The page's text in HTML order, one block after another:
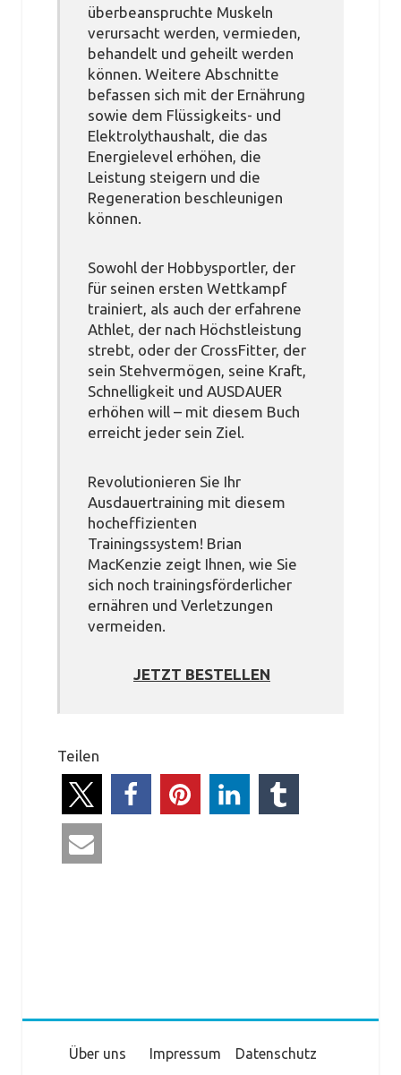
überbeanspruchte Muskeln
verursacht werden, vermieden,
behandelt und geheilt werden
können. Weitere Abschnitte
befassen sich mit der Ernährung
sowie dem Flüssigkeits- und
Elektrolythaushalt, die das
Energielevel erhöhen, die
Leistung steigern und die
Regeneration beschleunigen
können.
Sowohl der Hobbysportler, der
für seinen ersten Wettkampf
trainiert, als auch der erfahrene
Athlet, der nach Höchstleistung
strebt, oder der CrossFitter, der
sein Stehvermögen, seine Kraft,
Schnelligkeit und AUSDAUER
erhöhen will – mit diesem Buch
erreicht jeder sein Ziel.
Revolutionieren Sie Ihr
Ausdauertraining mit diesem
hocheffizienten
Trainingssystem! Brian
MacKenzie zeigt Ihnen, wie Sie
sich noch trainingsförderlicher
ernähren und Verletzungen
vermeiden.
JETZT BESTELLEN
Teilen
Über uns Impressum Datenschutz